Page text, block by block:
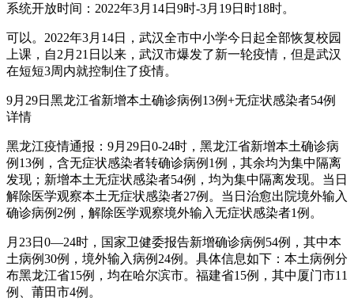
系统开放时间：2022年3月14日9时-3月19日时18时。
可以。2022年3月14日，武汉全市中小学今日起全部恢复校园
上课，自2月21日以来，武汉市爆发了新一轮疫情，但是武汉
在短短3周内就控制住了疫情。
9月29日黑龙江省新增本土确诊病例13例+无症状感染者54例
详情
黑龙江疫情通报：9月29日0-24时，黑龙江省新增本土确诊病
例13例，含无症状感染者转确诊病例1例，其余均为集中隔离
发现；新增本土无症状感染者54例，均为集中隔离发现。当日
解除医学观察本土无症状感染者27例。当日治愈出院境外输入
确诊病例2例，解除医学观察境外输入无症状感染者1例。
月23日0—24时，国家卫健委报告新增确诊病例54例，其中本
土病例30例，境外输入病例24例。具体信息如下：本土病例分
布黑龙江省15例，均在哈尔滨市。福建省15例，其中厦门市11
例、莆田市4例。